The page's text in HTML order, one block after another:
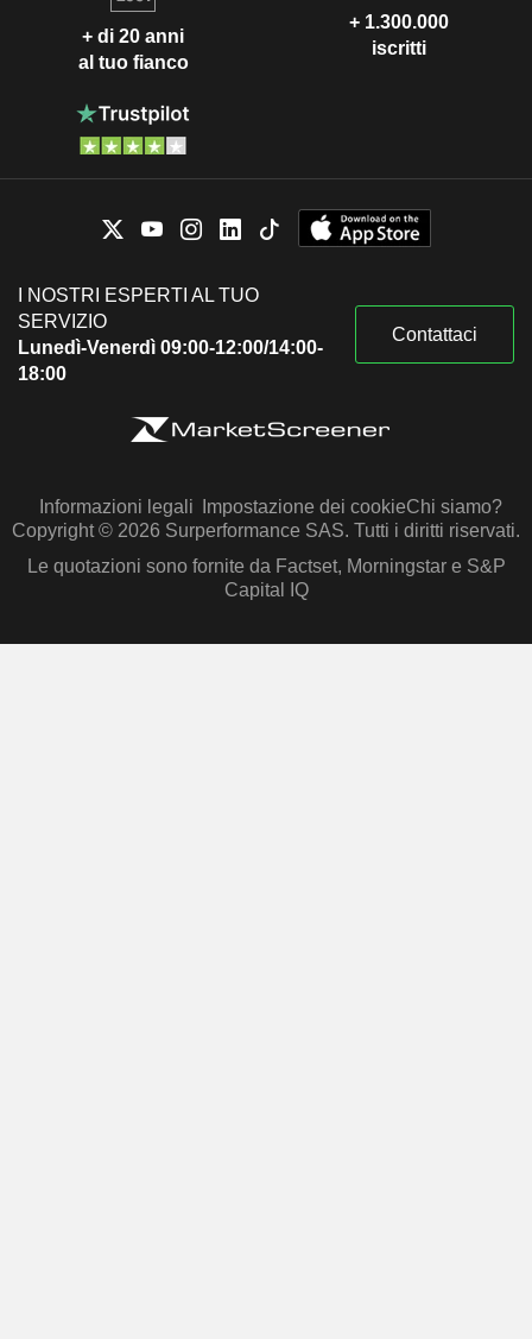
+ di 20 anni
al tuo fianco
+ 1.300.000
iscritti
I NOSTRI ESPERTI AL TUO
SERVIZIO
Lunedì-Venerdì 09:00-12:00/14:00-
18:00
Contattaci
Informazioni legali Impostazione dei cookieChi siamo?
Copyright © 2026 Surperformance SAS. Tutti i diritti riservati.
Le quotazioni sono fornite da Factset, Morningstar e S&P
Capital IQ